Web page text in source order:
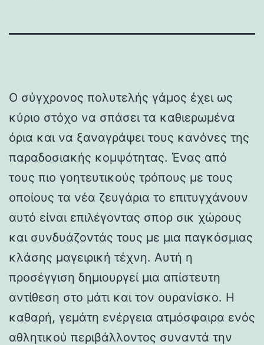
Ο σύγχρονος πολυτελής γάμος έχει ως
κύριο στόχο να σπάσει τα καθιερωμένα
όρια και να ξαναγράψει τους κανόνες της
παραδοσιακής κομψότητας. Ένας από
τους πιο γοητευτικούς τρόπους με τους
οποίους τα νέα ζευγάρια το επιτυγχάνουν
αυτό είναι επιλέγοντας σπορ σικ χώρους
και συνδυάζοντάς τους με μια παγκόσμιας
κλάσης μαγειρική τέχνη. Αυτή η
προσέγγιση δημιουργεί μια απίστευτη
αντίθεση στο μάτι και τον ουρανίσκο. Η
καθαρή, γεμάτη ενέργεια ατμόσφαιρα ενός
αθλητικού περιβάλλοντος συναντά την